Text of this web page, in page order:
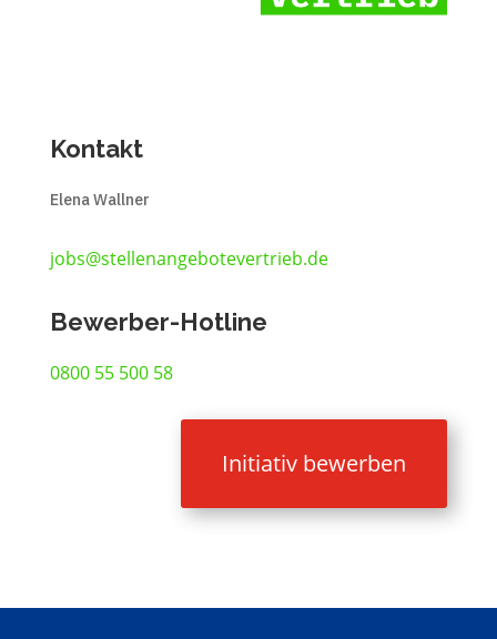
Kontakt
Elena Wallner
jobs@stellenangebotevertrieb.de
Bewerber-Hotline
0800 55 500 58
Initiativ bewerben